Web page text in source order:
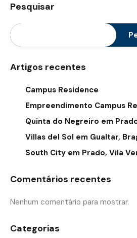
Pesquisar
Artigos recentes
Campus Residence
Empreendimento Campus
Quinta do Negreiro em
Villas del Sol em Gualtar,
South City em Prado, Vila
Comentários recentes
Nenhum comentário para mostrar.
Categorias